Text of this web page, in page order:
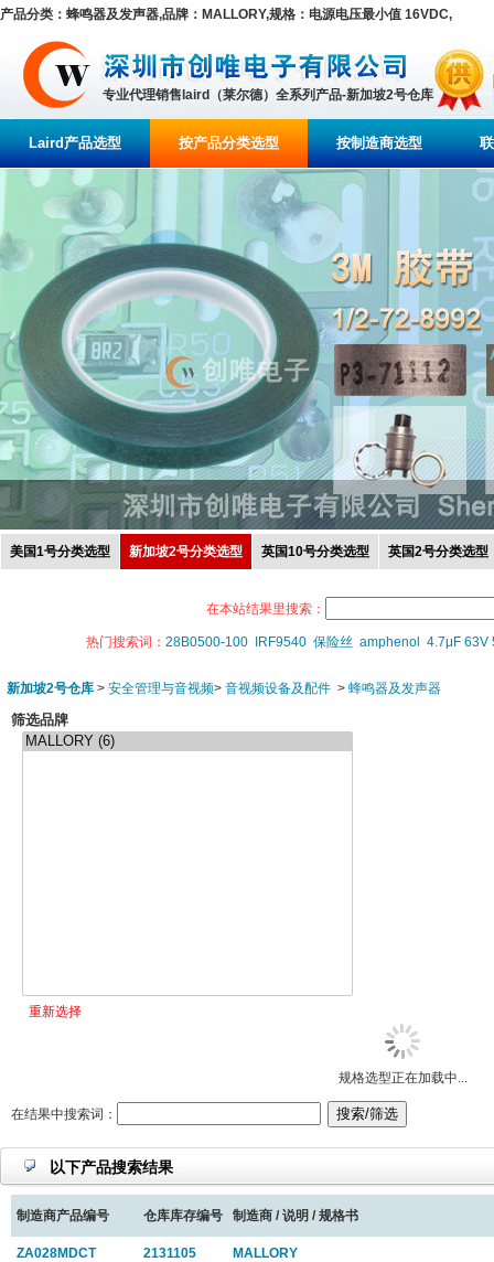
产品分类：蜂鸣器及发声器,品牌：MALLORY,规格：电源电压最小值 16VDC,
专业代理销售laird（莱尔德）全系列产品-新加坡2号仓库
Laird产品选型 按产品分类选型 按制造商选型
美国1号分类选型 新加坡2号分类选型 英国10号分类选型 英国2号分类选型
在本站结果里搜索：
热门搜索词： 28B0500-100 IRF9540 保险丝 amphenol 4.7μF 63V
新加坡2号仓库 > 安全管理与音视频> 音视频设备及配件 > 蜂鸣器及发声器
筛选品牌
重新选择
规格选型正在加载中...
在结果中搜索词：
以下产品搜索结果
制造商产品编号 仓库库存编号 制造商 / 说明 / 规格书
ZA028MDCT 2131105
MALLORY